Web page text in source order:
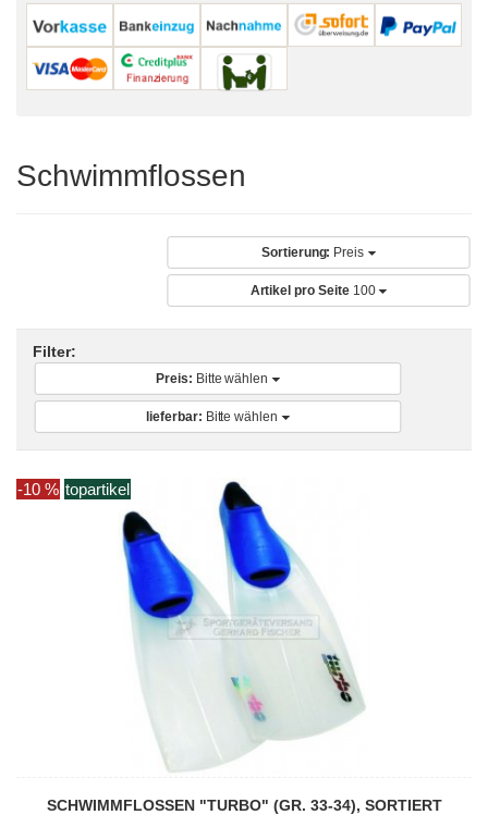
Schwimmflossen
Sortierung: Preis
Artikel pro Seite 100
Filter:
Preis: Bitte wählen
lieferbar: Bitte wählen
-10 % topartikel
SCHWIMMFLOSSEN "TURBO" (GR. 33-34), SORTIERT